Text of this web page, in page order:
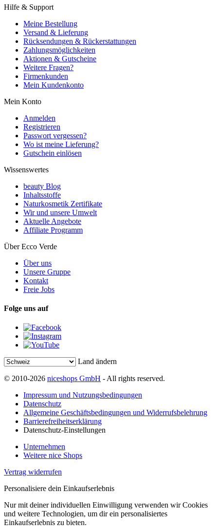
Hilfe & Support
Meine Bestellung
Versand & Lieferung
Rücksendungen & Rückerstattungen
Zahlungsmöglichkeiten
Aktionen & Gutscheine
Weitere Fragen?
Firmenkunden
Mein Kundenkonto
Mein Konto
Anmelden
Registrieren
Passwort vergessen?
Wo ist meine Lieferung?
Gutschein einlösen
Wissenswertes
beauty Blog
Inhaltsstoffe
Naturkosmetik Zertifikate
Wir und unsere Umwelt
Aktuelle Angebote
Affiliate Programm
Über Ecco Verde
Über uns
Unsere Gruppe
Kontakt
Freie Jobs
Folge uns auf
Land ändern
© 2010-2026 niceshops GmbH - All rights reserved.
Impressum und Nutzungsbedingungen
Datenschutz
Allgemeine Geschäftsbedingungen und Widerrufsbelehrung
Barrierefreiheitserklärung
Datenschutz-Einstellungen
Unternehmen
Weitere nice Shops
Vertrag widerrufen
Personalisiere dein Einkaufserlebnis
Nur mit deiner individuellen Einwilligung verwenden wir Cookies
und weitere Technologien, um dir ein personalisiertes
Einkaufserlebnis zu bieten.